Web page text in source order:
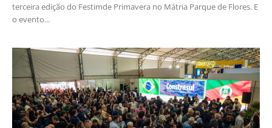
terceira edição do Festimde Primavera no Mátria Parque de Flores. E
o evento...